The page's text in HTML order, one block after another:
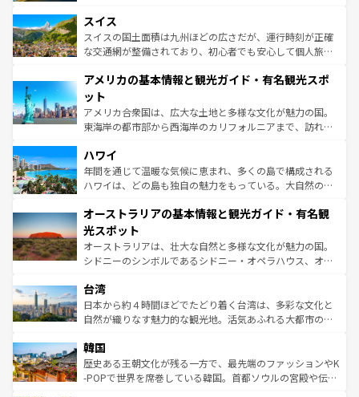
れる地方に足を運ぶとそれぞれで全く異なる文化を体験で
きるだろう。 なお、新着のフランス情報はコンテンツ一覧
を参照してほしい。
は、お酒好きな人にはぜひ体験してほしい。 なお、新着の
ドイツ情報はコンテンツ一覧を参照してほしい。
リアごとに異なる魅力がある。また、優雅なアフタヌーン
ティー、ビール好きにはたまらない英国パブ、サッカー観
戦など、本場だからこそできる体験も豊富。イギリスを旅
ンツ一覧を参照してほしい。
スイス
スイスの国土面積は九州ほどの広さだが、運行時刻が正確
な交通網が整備されており、初心者でも安心して個人旅行
の建物がそのまま残る町や、スイスならではのユニークな
博物館もあり、アルプス観光だけでなく町歩きも満喫する
ことができる。国民の所得が高いため物価も高いが、旅行
者向けの交通パス提供のサービスもあり、うまく活用すれ
着のスイス情報は
アメリカの基本情報と観光ガイド・有名観光スポ
ット
アメリカ合衆国は、広大な土地と多様な文化が魅力の国。
東海岸の都市部から西海岸のカリフォルニアまで、訪れる
のような巨大都市は、観光、ショッピング、エンターテイ
ンメントが詰まった刺激的なスポットだ。一方、アメリカ
西部には大自然が広がり、グランドキャニオンやイエロー
部のニューオーリンズでは、音楽と美食が融合した独特の
文化が魅力。旅行者はアメリカの各地域で異なる魅力を楽
しみながら、その多様性と豊かな歴史を感じることができ
るだろう。車でのロードトリップや列車の旅も、アメリカ
情報は
ハワイ
年間を通じて温暖な気候に恵まれ、多くの島で構成される
ハワイは、どの島も独自の魅力をもっている。大自然の神
ワイ島は見逃せない。また、定番の観光地といえばオアフ
島だが、静かな自然を求めるならマウイ島やカウアイ島が
おすすめ。エメラルドグリーンに輝く海をはじめ、豊かな
文化や歴史が息づいている。「アロハスピリット」と呼ば
人々、おいしいローカルフードやハワイアンミュージッ
ク、伝統的なフラダンスなど、すべてがハワイの魅力を彩
っている。訪れるたびに新しい発見と感動が待っているハ
はコンテンツ一覧
オーストラリアの基本情報と観光ガイド・有名観
光スポット
オーストラリアは、壮大な自然と多様な文化が魅力の国。
シドニーのシンボルであるシドニー・オペラハウス、オー
リアリーフや大陸中央部にそびえるウルル（エアーズロッ
ク）、タスマニアの美しい原生林やケアンズの熱帯雨林な
ど、見どころがたくさん。また、カフェやワイン、オージ
いる。アクティビティも充実しており、サーフィンやダイ
ビング、ハイキングなど、アウトドア好きにはたまらな
い。オーストラリアの多彩な魅力を存分に味わいつくそ
台湾
日本から約４時間ほどでたどり着く台湾は、多彩な文化と
自然が織りなす魅力的な観光地。活気あふれる大都市の台
ン）、静ひつな山岳地帯である台湾東部など、都市の喧騒
と山間の静けさが共存しており、訪れる人に新しい発見と
驚きをもたらしてくれる。また、奥深い台湾の食文化も魅
韓国
歴史ある王朝文化が残る一方で、最先端のファッションやK
-POPで世界を席巻している韓国。首都ソウルの宮殿や伝統